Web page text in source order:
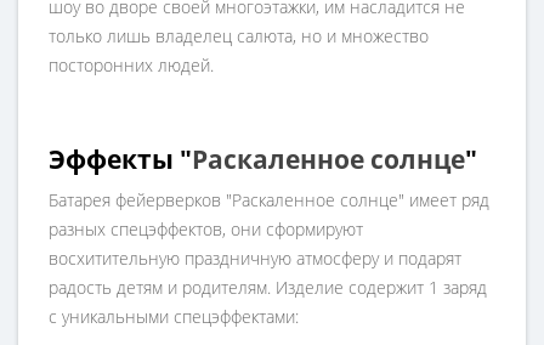
шоу во дворе своей многоэтажки, им насладится не
только лишь владелец салюта, но и множество
посторонних людей.
Эффекты "Раскаленное солнце"
Батарея фейерверков "Раскаленное солнце" имеет ряд
разных спецэффектов, они сформируют
восхитительную праздничную атмосферу и подарят
радость детям и родителям. Изделие содержит 1 заряд
с уникальными спецэффектами: